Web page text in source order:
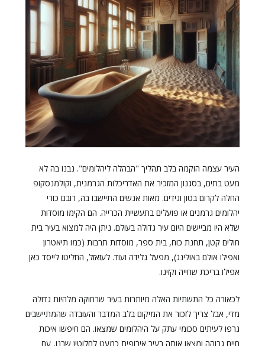
העיר עצמה הוקמה בלב תהליך "הבהלה ליהלומים". נבנו בה לא
מעט בתים, בסגנון המזכיר את האדריכלות הגרמנית, וקולמנסקופ
החלה לקרום בטון וגידים. מאות אנשים התיישבו בה, רובם כורי
יהלומים גרמנים או פועלים בתעשיית הכרייה. הם הקימו מוסדות
שלא היו מביישים היום עיר גדולה בעולם. ניתן היה למצוא בעיר בית
חולים קטן, תחנת כוח, בית ספר, מוסדות תרבות (כמו תיאטרון
ואפילו אולם באולינג), מפעל גלידה ועוד. לעזאזל, החליטו לייסד כאן
אפילו בריכת שחייה וקזינו.
לכאורה כל התשתיות האלה מיותרות בעיר שרחוקה מלהיות גדולה
מדי, אבל צריך לזכור את המיקום בלב המדבר והעובדה שהמתיישבים
גרפו לעיתים סכומי עתק על היהלומים שמצאו. הם חיפשו איכות
חיים גבוהה ומצאו אותה בעיר אירופית כמעט לחלוטין שבנו, עם